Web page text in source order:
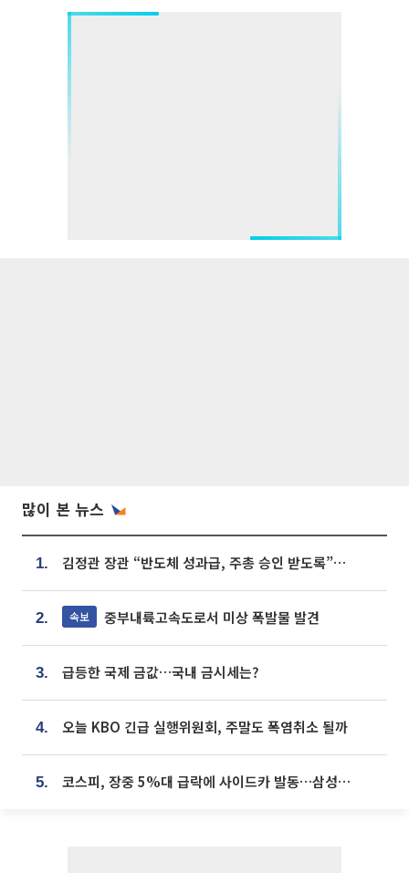
많이 본 뉴스
1. 김정관 장관 “반도체 성과급, 주총 승인 받도록”…상법·자본시장법 개정 시사
2. 속보 중부내륙고속도로서 미상 폭발물 발견
3. 급등한 국제 금값…국내 금시세는?
4. 오늘 KBO 긴급 실행위원회, 주말도 폭염취소 될까
5. 코스피, 장중 5%대 급락에 사이드카 발동…삼성·SK 동반 폭락